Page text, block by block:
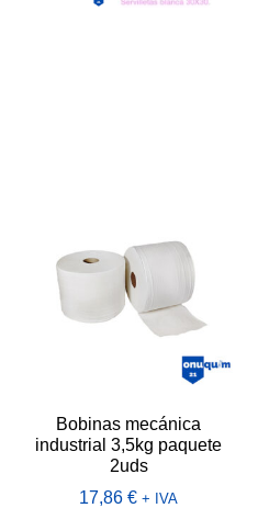
Bobinas mecánica
industrial 3,5kg paquete
2uds
17,86 € + IVA